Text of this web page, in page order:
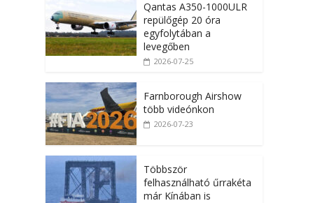
Qantas A350-1000ULR
repülőgép 20 óra
egyfolytában a
levegőben
2026-07-25
Farnborough Airshow
több videónkon
2026-07-23
Többször
felhasználható űrrakéta
már Kínában is